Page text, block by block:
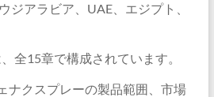
ジアラビア、UAE、エジプト、
全15章で構成されています。
ナクスプレーの製品範囲、市場